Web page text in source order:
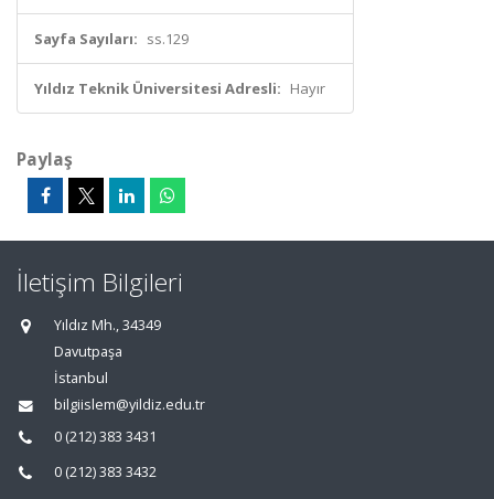
Sayfa Sayıları: ss.129
Yıldız Teknik Üniversitesi Adresli: Hayır
Paylaş
İletişim Bilgileri
Yıldız Mh., 34349
Davutpaşa
İstanbul
bilgiislem@yildiz.edu.tr
0 (212) 383 3431
0 (212) 383 3432